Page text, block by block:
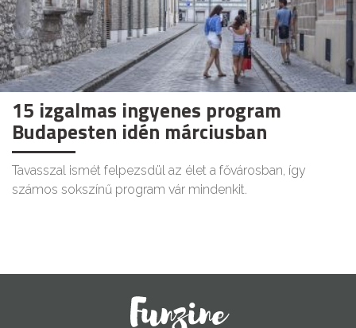
15 izgalmas ingyenes program
Budapesten idén márciusban
Tavasszal ismét felpezsdül az élet a fővárosban, így
számos sokszínű program vár mindenkit.